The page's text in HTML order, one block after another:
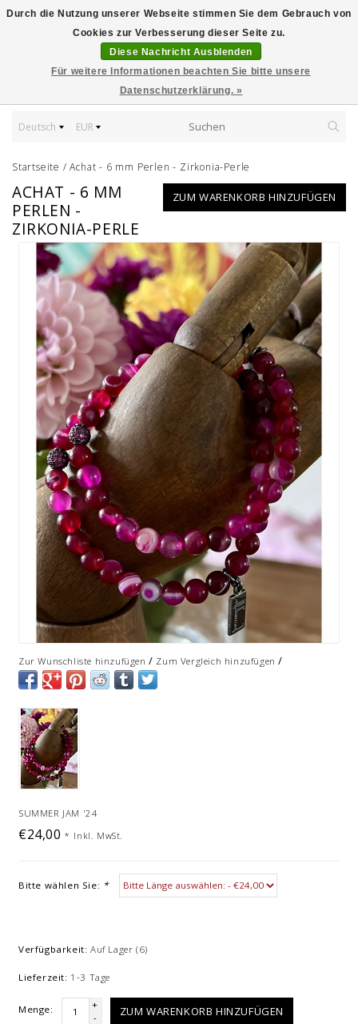
Deutsch EUR
Startseite /Achat - 6 mm Perlen - Zirkonia-Perle
ZUM WARENKORB HINZUFÜGEN
ACHAT - 6 MM
PERLEN -
ZIRKONIA-PERLE
Zur Wunschliste hinzufügen / Zum Vergleich hinzufügen /
SUMMER JAM '24
€24,00* Inkl. MwSt.
Bitte wählen Sie: *
Verfügbarkeit: Auf Lager(6)
Lieferzeit: 1-3 Tage
Menge:
+
-
ZUM WARENKORB HINZUFÜGEN
Durch die Nutzung unserer Webseite stimmen Sie dem Gebrauch von
Cookies zur Verbesserung dieser Seite zu.
Diese Nachricht Ausblenden
Für weitere Informationen beachten Sie bitte unsere
Datenschutzerklärung. »